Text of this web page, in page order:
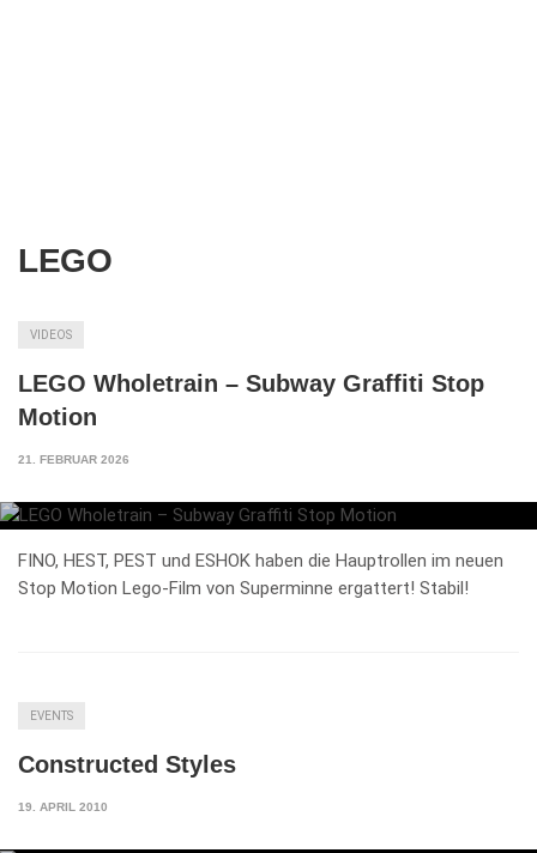
LEGO
VIDEOS
LEGO Wholetrain – Subway Graffiti Stop
Motion
21. FEBRUAR 2026
FINO, HEST, PEST und ESHOK haben die Hauptrollen im neuen
Stop Motion Lego-Film von Superminne ergattert! Stabil!
EVENTS
Constructed Styles
19. APRIL 2010